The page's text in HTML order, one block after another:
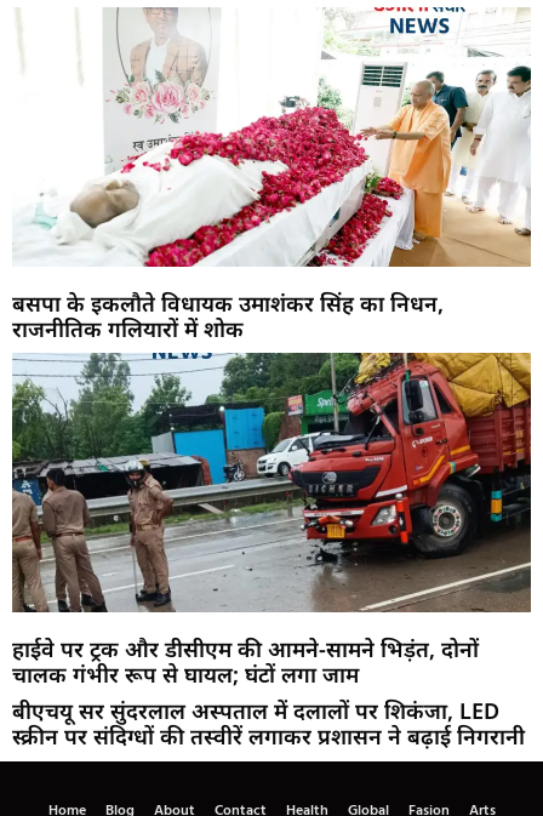
बसपा के इकलौते विधायक उमाशंकर सिंह का निधन,
राजनीतिक गलियारों में शोक
हाईवे पर ट्रक और डीसीएम की आमने-सामने भिड़ंत, दोनों
चालक गंभीर रूप से घायल; घंटों लगा जाम
बीएचयू सर सुंदरलाल अस्पताल में दलालों पर शिकंजा, LED
स्क्रीन पर संदिग्धों की तस्वीरें लगाकर प्रशासन ने बढ़ाई निगरानी